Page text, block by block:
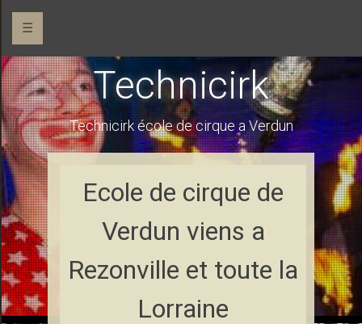
☰
Technicirk
Technicirk école de cirque a Verdun
Ecole de cirque de
Verdun viens a
Rezonville et toute la
Lorraine